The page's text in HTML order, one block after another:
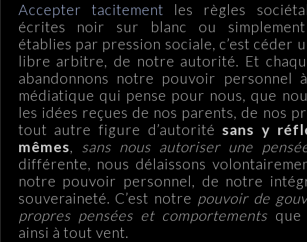
Accepter tacitement les règles
écrites noir sur blanc ou
établies par pression sociale, c’est céder
libre arbitre, de notre autorité. Et
abandonnons notre pouvoir personnel
médiatique qui pense pour nous, que
les idées reçues de nos parents, de nos
tout autre figure d’autoritésans y
mêmes, sans nous autoriser une
différente, nous délaissons
notre pouvoir personnel, de notre
souveraineté. C’est notre pouvoir de
propres pensées et comportements que
ainsi à tout vent.